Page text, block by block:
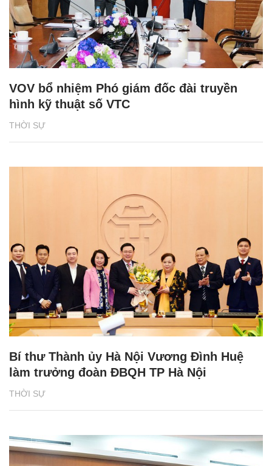
THỜI SỰ
VOV bổ nhiệm Phó giám đốc đài truyền
hình kỹ thuật số VTC
THỜI SỰ
Bí thư Thành ủy Hà Nội Vương Đình Huệ
làm trưởng đoàn ĐBQH TP Hà Nội